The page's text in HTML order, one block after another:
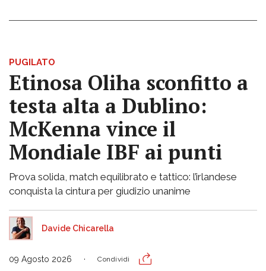
PUGILATO
Etinosa Oliha sconfitto a
testa alta a Dublino:
McKenna vince il
Mondiale IBF ai punti
Prova solida, match equilibrato e tattico: l’irlandese
conquista la cintura per giudizio unanime
Davide Chicarella
09 Agosto 2026 Condividi